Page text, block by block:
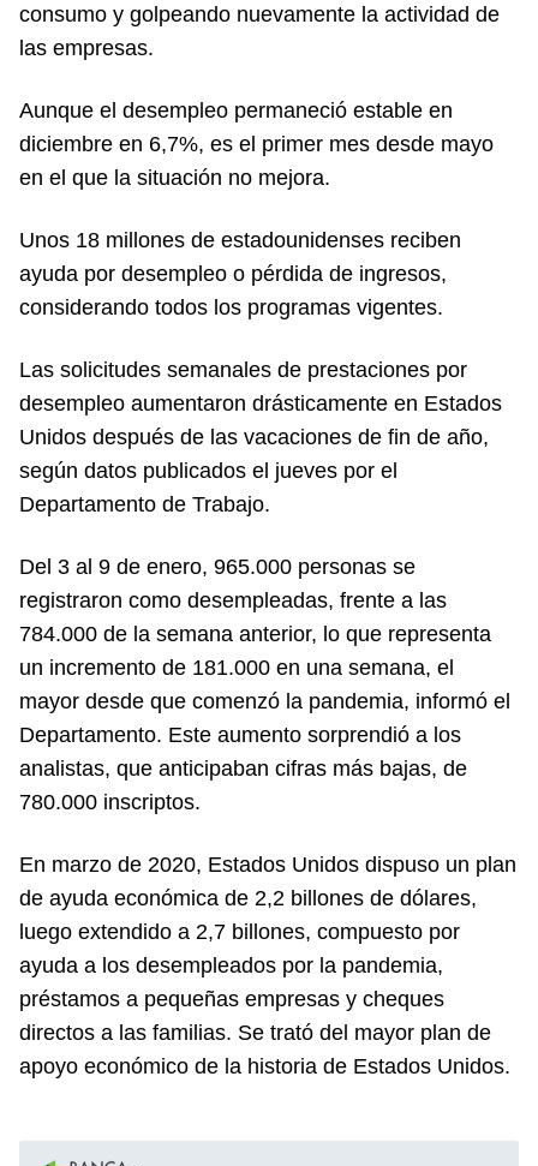
consumo y golpeando nuevamente la actividad de
las empresas.
Aunque el desempleo permaneció estable en
diciembre en 6,7%, es el primer mes desde mayo
en el que la situación no mejora.
Unos 18 millones de estadounidenses reciben
ayuda por desempleo o pérdida de ingresos,
considerando todos los programas vigentes.
Las solicitudes semanales de prestaciones por
desempleo aumentaron drásticamente en Estados
Unidos después de las vacaciones de fin de año,
según datos publicados el jueves por el
Departamento de Trabajo.
Del 3 al 9 de enero, 965.000 personas se
registraron como desempleadas, frente a las
784.000 de la semana anterior, lo que representa
un incremento de 181.000 en una semana, el
mayor desde que comenzó la pandemia, informó el
Departamento. Este aumento sorprendió a los
analistas, que anticipaban cifras más bajas, de
780.000 inscriptos.
En marzo de 2020, Estados Unidos dispuso un plan
de ayuda económica de 2,2 billones de dólares,
luego extendido a 2,7 billones, compuesto por
ayuda a los desempleados por la pandemia,
préstamos a pequeñas empresas y cheques
directos a las familias. Se trató del mayor plan de
apoyo económico de la historia de Estados Unidos.